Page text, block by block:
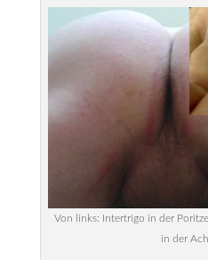
Von links: Intertrigo in der
in der